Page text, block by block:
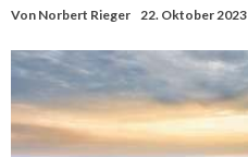
Von Norbert Rieger 22. Oktober 2023